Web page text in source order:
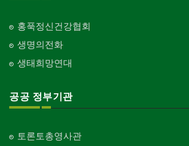
홍푹정신건강협회
생명의전화
생태희망연대
공공 정부기관
토론토총영사관